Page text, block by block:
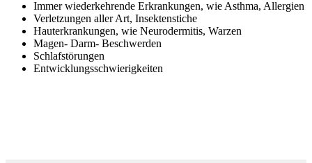
Immer wiederkehrende Erkrankungen, wie Asthma, Allergien
Verletzungen aller Art, Insektenstiche
Hauterkrankungen, wie Neurodermitis, Warzen
Magen- Darm- Beschwerden
Schlafstörungen
Entwicklungsschwierigkeiten